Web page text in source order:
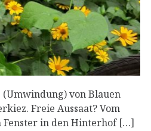
von Blauen
Freie Aussaat? Vom
Fenster in den Hinterhof […]